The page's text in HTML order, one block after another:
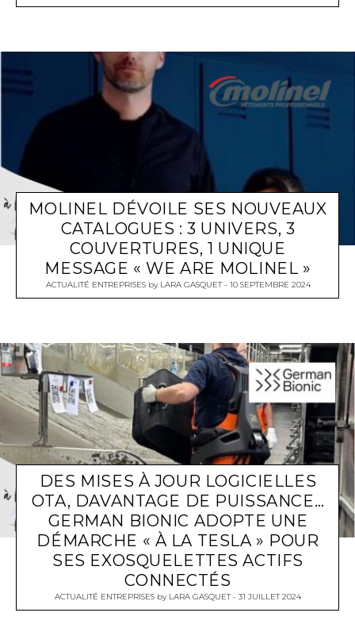
MOLINEL DÉVOILE SES NOUVEAUX
CATALOGUES : 3 UNIVERS, 3
COUVERTURES, 1 UNIQUE
MESSAGE « WE ARE MOLINEL »
ACTUALITÉ ENTREPRISESby LARA GASQUET 10 SEPTEMBRE 2024
DES MISES À JOUR LOGICIELLES
OTA, DAVANTAGE DE PUISSANCE…
GERMAN BIONIC ADOPTE UNE
DÉMARCHE « À LA TESLA » POUR
SES EXOSQUELETTES ACTIFS
CONNECTÉS
ACTUALITÉ ENTREPRISES by LARA GASQUET 31 JUILLET 2024